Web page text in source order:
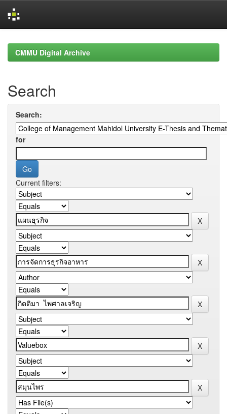
navigationCMMU Digital Archive
Search
Search:
for
Current filters: